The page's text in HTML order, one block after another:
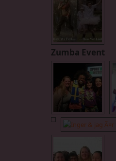
Zumba Event